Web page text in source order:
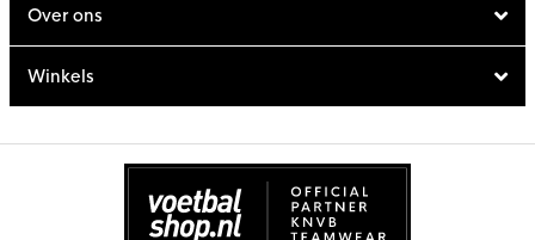
Over ons
Winkels